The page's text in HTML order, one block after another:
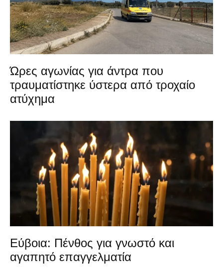
Ώρες αγωνίας για άντρα που
τραυματίστηκε ύστερα από τροχαίο
ατύχημα
Εύβοια: Πένθος για γνωστό και
αγαπητό επαγγελματία